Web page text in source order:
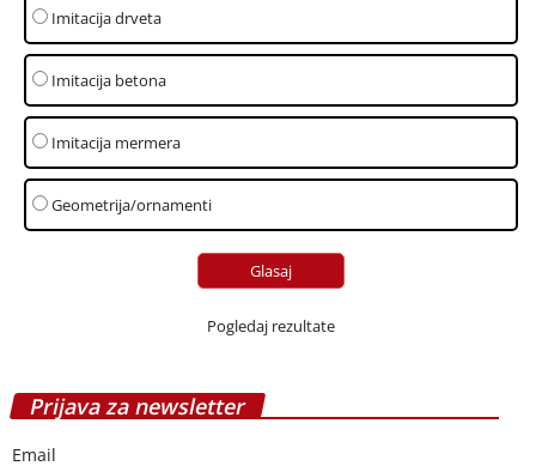
Imitacija drveta
Imitacija betona
Imitacija mermera
Geometrija/ornamenti
Pogledaj rezultate
Prijava za newsletter
Email